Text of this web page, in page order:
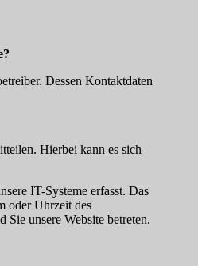
Dessen Kontaktdaten
Hierbei kann es sich
IT-Systeme erfasst. Das
oder Uhrzeit des
Sie unsere Website betreten.